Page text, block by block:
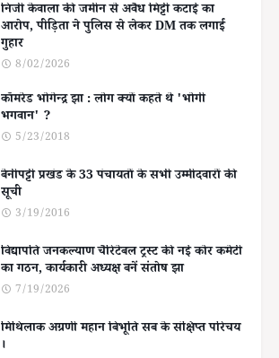
निजी केवाला की जमीन से अवैध मिट्टी कटाई का
आरोप, पीड़िता ने पुलिस से लेकर DM तक लगाई
गुहार
8/02/2026
कॉमरेड भोगेन्द्र झा : लोग क्यों कहते थे 'भोगी
भगवान' ?
5/23/2018
बेनीपट्टी प्रखंड के 33 पंचायतों के सभी उम्मीदवारों की
सूची
3/19/2016
विद्यापति जनकल्याण चैरिटेबल ट्रस्ट की नई कोर कमेटी
का गठन, कार्यकारी अध्यक्ष बनें संतोष झा
7/19/2026
मिथिलाक अग्रणी महान बिभूति सब के संक्षिप्त परिचय
।